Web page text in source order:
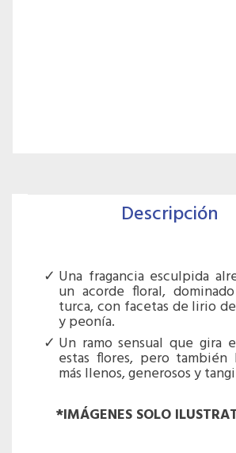
Descripción
Una fragancia esculpida
un acorde floral,
turca, con facetas de lirio
y peonía.
Un ramo sensual que gira
estas flores, pero
más llenos, generosos y
*IMÁGENES SOLO